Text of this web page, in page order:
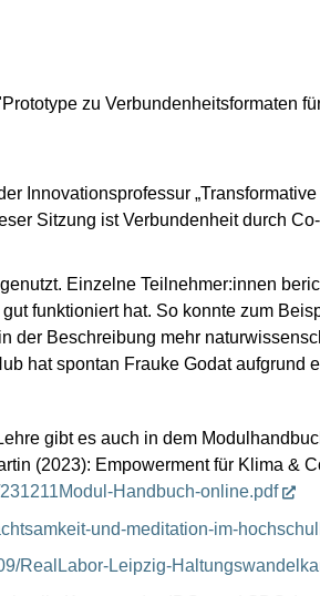
zu Verbundenheitsformaten
Innovationsprofessur
Sitzung ist Verbundenheit durch
Einzelne Teilnehmer:innen
funktioniert hat. So konnte zum
der Beschreibung mehr
hat spontan Frauke Godat aufgrund
gibt es auch in dem
(2023): Empowerment für Klima &
Handbuch-online.pdf
und-meditation-im-
RealLabor-Leipzig-